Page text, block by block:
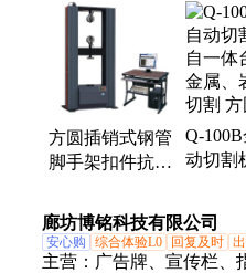
器试验机、脚手架扣件试
压万能试验机、金相设备
布洛维硬度计、冲击试验
方圆插销式钢管
脚手架扣件抗滑
轨扣件剪切设备
现货
Q-
动切割
金属、
切割 方
廊坊博铭科技有限公司
安心购 综合体验L0 回复及时
主营： 广告牌、宣传栏、